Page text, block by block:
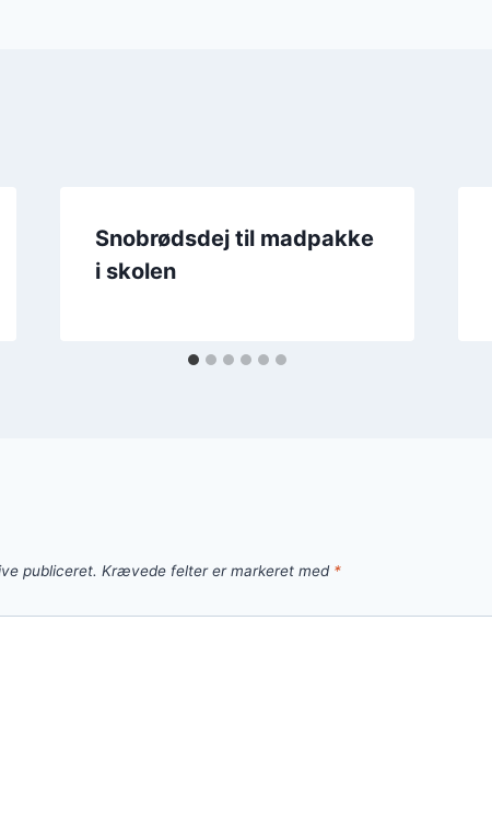
Snobrødsdej til madpakke
i skolen
publiceret. Krævede felter er markeret med *